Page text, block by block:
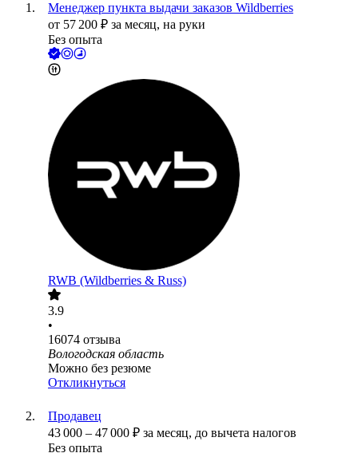
Менеджер пункта выдачи заказов Wildberries
от 57 200 ₽ за месяц, на руки
Без опыта
RWB (Wildberries & Russ)
3.9
•
16074 отзыва
Вологодская область
Можно без резюме
Откликнуться
Продавец
43 000 – 47 000 ₽ за месяц, до вычета налогов
Без опыта